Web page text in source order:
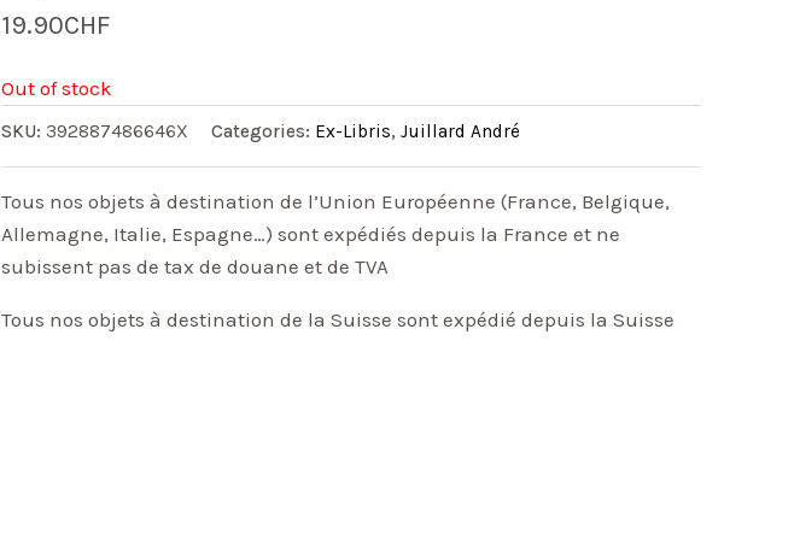
19.90CHF
Out of stock
SKU: 392887486646X Categories: Ex-Libris, Juillard André
Tous nos objets à destination de l’Union Européenne (France, Belgique,
Allemagne, Italie, Espagne…) sont expédiés depuis la France et ne
subissent pas de tax de douane et de TVA
Tous nos objets à destination de la Suisse sont expédié depuis la Suisse